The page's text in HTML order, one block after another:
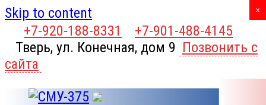
Skip to content
+7-920-188-8331
+7-901-488-4145
Тверь, ул. Конечная, дом 9 Позвонить с
сайта
X
×